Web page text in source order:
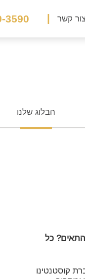
קשר |
3590
הבלוג שלנו
כל
ויוצר לראשונה בשנת 2013 על ידי חברת קוסטנטינו